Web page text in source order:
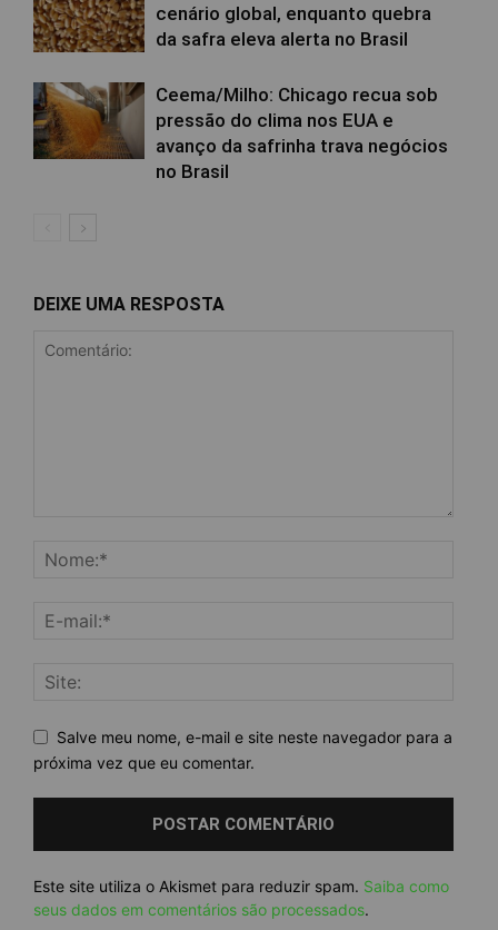
cenário global, enquanto quebra
da safra eleva alerta no Brasil
Ceema/Milho: Chicago recua sob
pressão do clima nos EUA e
avanço da safrinha trava negócios
no Brasil
DEIXE UMA RESPOSTA
Salve meu nome, e-mail e site neste navegador para a
próxima vez que eu comentar.
Este site utiliza o Akismet para reduzir spam. Saiba como
seus dados em comentários são processados.